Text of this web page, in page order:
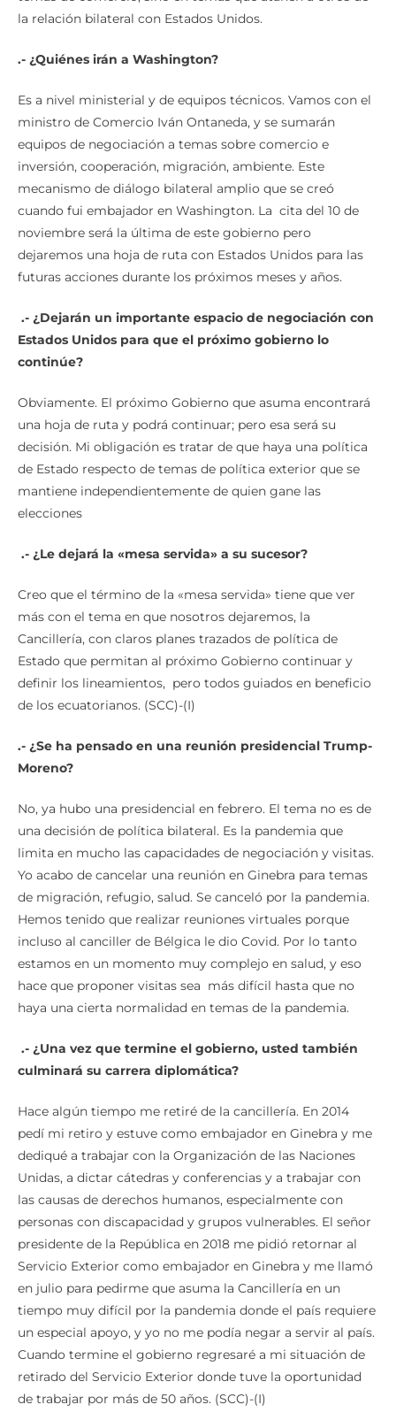
la relación bilateral con Estados Unidos.
.- ¿Quiénes irán a Washington?
Es a nivel ministerial y de equipos técnicos. Vamos con el
ministro de Comercio Iván Ontaneda, y se sumarán
equipos de negociación a temas sobre comercio e
inversión, cooperación, migración, ambiente. Este
mecanismo de diálogo bilateral amplio que se creó
cuando fui embajador en Washington. La cita del 10 de
noviembre será la última de este gobierno pero
dejaremos una hoja de ruta con Estados Unidos para las
futuras acciones durante los próximos meses y años.
.- ¿Dejarán un importante espacio de negociación con
Estados Unidos para que el próximo gobierno lo
continúe?
Obviamente. El próximo Gobierno que asuma encontrará
una hoja de ruta y podrá continuar; pero esa será su
decisión. Mi obligación es tratar de que haya una política
de Estado respecto de temas de política exterior que se
mantiene independientemente de quien gane las
elecciones
.- ¿Le dejará la «mesa servida» a su sucesor?
Creo que el término de la «mesa servida» tiene que ver
más con el tema en que nosotros dejaremos, la
Cancillería, con claros planes trazados de política de
Estado que permitan al próximo Gobierno continuar y
definir los lineamientos, pero todos guiados en beneficio
de los ecuatorianos. (SCC)-(I)
.- ¿Se ha pensado en una reunión presidencial Trump-
Moreno?
No, ya hubo una presidencial en febrero. El tema no es de
una decisión de política bilateral. Es la pandemia que
limita en mucho las capacidades de negociación y visitas.
Yo acabo de cancelar una reunión en Ginebra para temas
de migración, refugio, salud. Se canceló por la pandemia.
Hemos tenido que realizar reuniones virtuales porque
incluso al canciller de Bélgica le dio Covid. Por lo tanto
estamos en un momento muy complejo en salud, y eso
hace que proponer visitas sea más difícil hasta que no
haya una cierta normalidad en temas de la pandemia.
.- ¿Una vez que termine el gobierno, usted también
culminará su carrera diplomática?
Hace algún tiempo me retiré de la cancillería. En 2014
pedí mi retiro y estuve como embajador en Ginebra y me
dediqué a trabajar con la Organización de las Naciones
Unidas, a dictar cátedras y conferencias y a trabajar con
las causas de derechos humanos, especialmente con
personas con discapacidad y grupos vulnerables. El señor
presidente de la República en 2018 me pidió retornar al
Servicio Exterior como embajador en Ginebra y me llamó
en julio para pedirme que asuma la Cancillería en un
tiempo muy difícil por la pandemia donde el país requiere
un especial apoyo, y yo no me podía negar a servir al país.
Cuando termine el gobierno regresaré a mi situación de
retirado del Servicio Exterior donde tuve la oportunidad
de trabajar por más de 50 años. (SCC)-(I)